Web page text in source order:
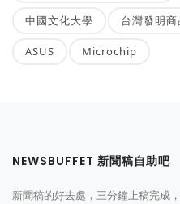
中國文化大學 台灣發明
ASUS Microchip
NEWSBUFFET 新聞稿自助吧
新聞稿的好去處，三分鐘上稿完成